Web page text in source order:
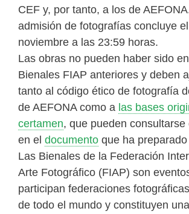
CEF y, por tanto, a los de
admisión de fotografías concluye
noviembre a las 23:59 horas.
Las obras no pueden haber sido
Bienales FIAP anteriores y deben
tanto al código ético de fotografía
de AEFONA como a las bases
certamen, que pueden consultarse
en el documento que ha preparado
Las Bienales de la Federación
Arte Fotográfico (FIAP) son
participan federaciones
de todo el mundo y constituyen